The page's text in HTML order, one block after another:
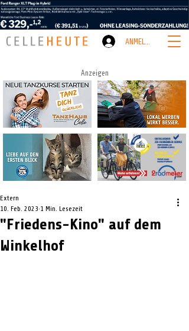
ANMELDEN
Anzeigen
"Friedens-Kino" auf dem
Winkelhof
Extern
10. Feb. 2023 1 Min. Lesezeit